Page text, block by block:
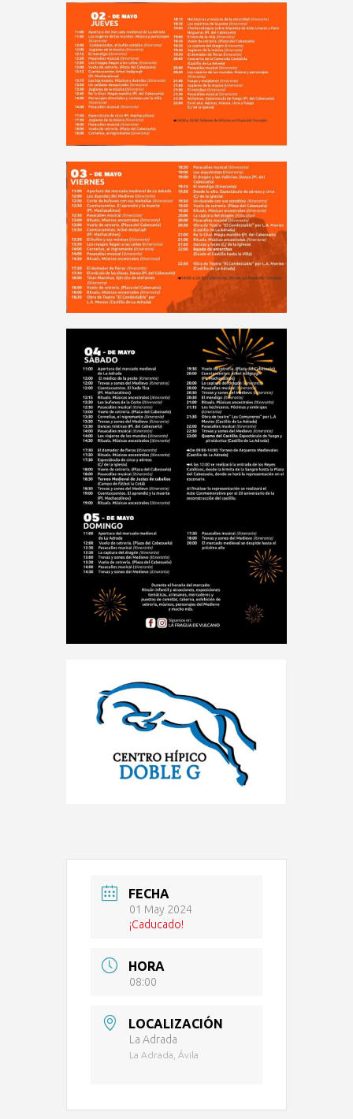
FECHA
01 May 2024
¡Caducado!
HORA
08:00
LOCALIZACIÓN
La Adrada
La Adrada, Ávila